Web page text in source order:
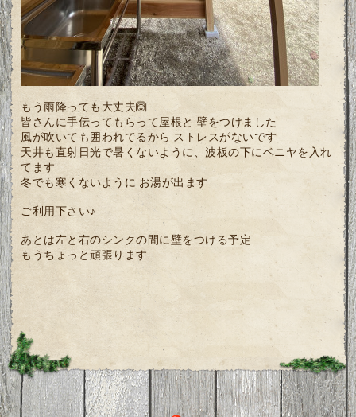
もう雨降っても大丈夫🙆
皆さんに手伝ってもらって屋根と 壁をつけました
風が吹いても囲われてるから ストレスがないです
天井も直射日光で暑くないように、波板の下にベニヤを入れ
てます
冬でも寒くないように お湯が出ます
ご利用下さい♪
あとは左と右のシンクの間に壁をつける予定
もうちょっと頑張ります